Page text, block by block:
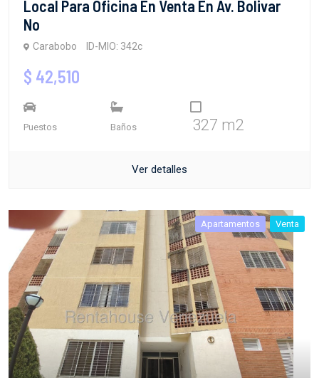
Local Para Oficina En Venta En Av. Bolivar
No
Carabobo ID-MIO: 342c
$ 42,510
Puestos Baños 327 m2
Ver detalles
Apartamentos Venta